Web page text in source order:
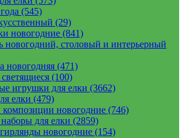
(545)
(29)
новогодние (841)
новогодний, столовый и интерьерный
новогодняя (471)
(100)
игрушки для елки (3662)
елки (479)
новогодние (746)
для елки (2859)
новогодние (154)